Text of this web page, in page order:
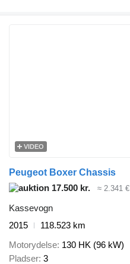
VIDEO
Peugeot Boxer Chassis
17.500 kr.
≈ 2.341 €
Kassevogn
2015
118.523 km
Motorydelse 130 HK (96 kW)
Pladser 3